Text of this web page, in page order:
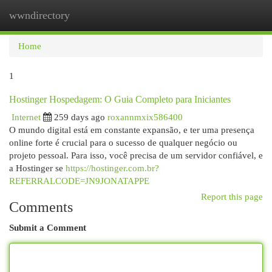
wwndirectory
Home
1
Hostinger Hospedagem: O Guia Completo para Iniciantes
Internet
259 days ago roxannmxix586400
O mundo digital está em constante expansão, e ter uma presença
online forte é crucial para o sucesso de qualquer negócio ou
projeto pessoal. Para isso, você precisa de um servidor confiável, e
a Hostinger se https://hostinger.com.br?
REFERRALCODE=JN9JONATAPPE
Report this page
Comments
Submit a Comment